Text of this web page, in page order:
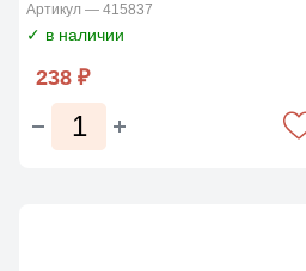
Артикул — 415837
✓ в наличии
238 ₽